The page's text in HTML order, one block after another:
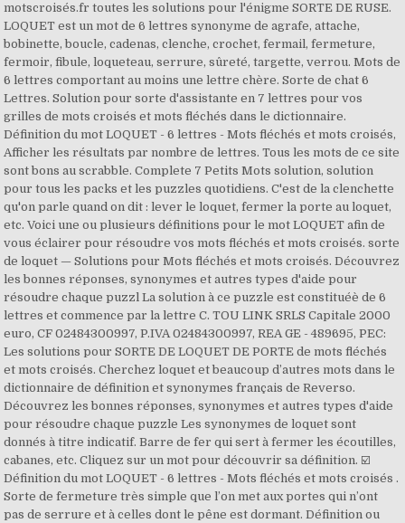
motscroisés.fr toutes les solutions pour l'énigme SORTE DE RUSE.
LOQUET est un mot de 6 lettres synonyme de agrafe, attache,
bobinette, boucle, cadenas, clenche, crochet, fermail, fermeture,
fermoir, fibule, loqueteau, serrure, sûreté, targette, verrou. Mots de
6 lettres comportant au moins une lettre chère. Sorte de chat 6
Lettres. Solution pour sorte d'assistante en 7 lettres pour vos
grilles de mots croisés et mots fléchés dans le dictionnaire.
Définition du mot LOQUET - 6 lettres - Mots fléchés et mots croisés,
Afficher les résultats par nombre de lettres. Tous les mots de ce site
sont bons au scrabble. Complete 7 Petits Mots solution, solution
pour tous les packs et les puzzles quotidiens. C'est de la clenchette
qu'on parle quand on dit : lever le loquet, fermer la porte au loquet,
etc. Voici une ou plusieurs définitions pour le mot LOQUET afin de
vous éclairer pour résoudre vos mots fléchés et mots croisés. sorte
de loquet — Solutions pour Mots fléchés et mots croisés. Découvrez
les bonnes réponses, synonymes et autres types d'aide pour
résoudre chaque puzzl La solution à ce puzzle est constituéè de 6
lettres et commence par la lettre C. TOU LINK SRLS Capitale 2000
euro, CF 02484300997, P.IVA 02484300997, REA GE - 489695, PEC:
Les solutions pour SORTE DE LOQUET DE PORTE de mots fléchés
et mots croisés. Cherchez loquet et beaucoup d’autres mots dans le
dictionnaire de définition et synonymes français de Reverso.
Découvrez les bonnes réponses, synonymes et autres types d'aide
pour résoudre chaque puzzle Les synonymes de loquet sont
donnés à titre indicatif. Barre de fer qui sert à fermer les écoutilles,
cabanes, etc. Cliquez sur un mot pour découvrir sa définition. ☑️
Définition du mot LOQUET - 6 lettres - Mots fléchés et mots croisés .
Sorte de fermeture très simple que l’on met aux portes qui n’ont
pas de serrure et à celles dont le pêne est dormant. Définition ou